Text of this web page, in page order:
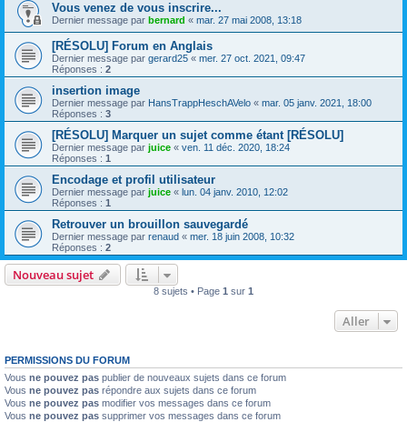
Vous venez de vous inscrire...
Dernier message par bernard « mar. 27 mai 2008, 13:18
[RÉSOLU] Forum en Anglais
Dernier message par gerard25 « mer. 27 oct. 2021, 09:47
Réponses : 2
insertion image
Dernier message par HansTrappHeschAVelo « mar. 05 janv. 2021, 18:00
Réponses : 3
[RÉSOLU] Marquer un sujet comme étant [RÉSOLU]
Dernier message par juice « ven. 11 déc. 2020, 18:24
Réponses : 1
Encodage et profil utilisateur
Dernier message par juice « lun. 04 janv. 2010, 12:02
Réponses : 1
Retrouver un brouillon sauvegardé
Dernier message par renaud « mer. 18 juin 2008, 10:32
Réponses : 2
Nouveau sujet
8 sujets • Page 1 sur 1
Aller
PERMISSIONS DU FORUM
Vous ne pouvez pas publier de nouveaux sujets dans ce forum
Vous ne pouvez pas répondre aux sujets dans ce forum
Vous ne pouvez pas modifier vos messages dans ce forum
Vous ne pouvez pas supprimer vos messages dans ce forum